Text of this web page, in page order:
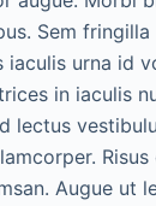
Sem
urna id
in iaculis
lectus
Augue ut